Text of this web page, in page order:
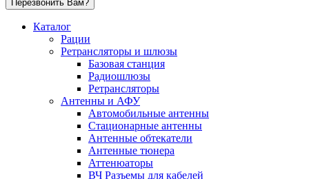
Перезвонить Вам?
Каталог
Рации
Ретрансляторы и шлюзы
Базовая станция
Радиошлюзы
Ретрансляторы
Антенны и АФУ
Автомобильные антенны
Стационарные антенны
Антенные обтекатели
Антенные тюнера
Аттенюаторы
ВЧ Разъемы для кабелей